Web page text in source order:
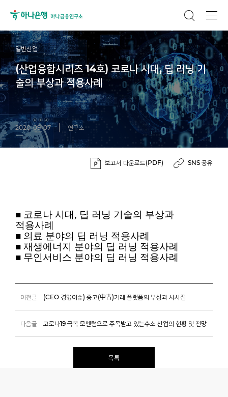
일반산업
(산업융합시리즈 14호) 코로나 시대, 딥 러닝 기
술의 부상과 적용사례
2020-09-07 연구소
보고서 다운로드(PDF) SNS 공유
■ 코로나 시대, 딥 러닝 기술의 부상과
적용사례
■ 의료 분야의 딥 러닝 적용사례
■ 재생에너지 분야의 딥 러닝 적용사례
■ 무인서비스 분야의 딥 러닝 적용사례
이전글 (CEO 경영이슈) 중고(中古)거래 플랫폼의 부상과 시사점
다음글 코로나19 극복 모멘텀으로 주목받고 있는수소 산업의 현황 및 전망
목록